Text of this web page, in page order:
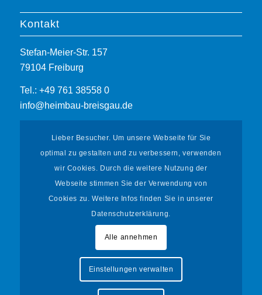
Kontakt
Stefan-Meier-Str. 157
79104 Freiburg
Tel.: +49 761 38558 0
info@heimbau-breisgau.de
Informationen
Lieber Besucher. Um unsere Webseite für Sie
optimal zu gestalten und zu verbessern, verwenden
wir Cookies. Durch die weitere Nutzung der
Webseite stimmen Sie der Verwendung von
Cookies zu. Weitere Infos finden Sie in unserer
Datenschutzerklärung.
Alle annehmen
Einstellungen verwalten